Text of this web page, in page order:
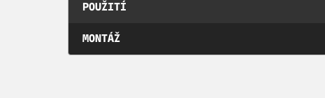
POUŽITÍ
MONTÁŽ